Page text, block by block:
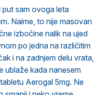
put sam ovoga leta
Naime, to nije masovan
izbočine nalik na ujed
po jedna na različitim
i na zadnjem delu vrata,
ublaže kada nanesem
Aerogal 5mg. Ne